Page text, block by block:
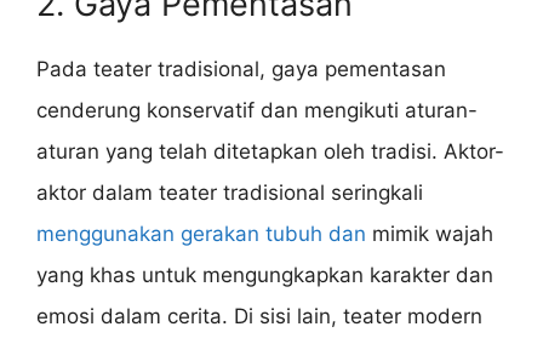
Pada teater tradisional, gaya pementasan
cenderung konservatif dan mengikuti aturan-
aturan yang telah ditetapkan oleh tradisi. Aktor-
aktor dalam teater tradisional seringkali
menggunakan gerakan tubuh dan mimik wajah
yang khas untuk mengungkapkan karakter dan
emosi dalam cerita. Di sisi lain, teater modern